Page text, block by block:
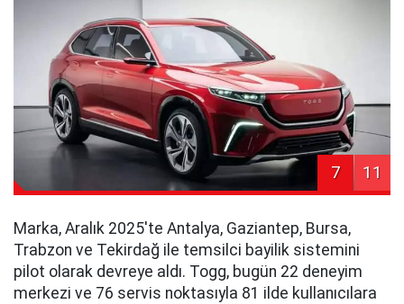
7 11
Marka, Aralık 2025'te Antalya, Gaziantep, Bursa,
Trabzon ve Tekirdağ ile temsilci bayilik sistemini
pilot olarak devreye aldı. Togg, bugün 22 deneyim
merkezi ve 76 servis noktasıyla 81 ilde kullanıcılara